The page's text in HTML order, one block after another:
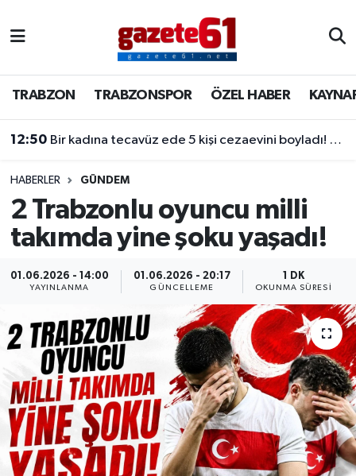
TRABZON TRABZONSPOR ÖZEL HABER
12:50 Bir kadına tecavüz ede 5 kişi cezaevini boyladı! Kararı duyunca olay çıkardılar
HABERLER GÜNDEM
2 Trabzonlu oyuncu milli
takımda yine şoku yaşadı!
01.06.2026 - 14:00
YAYINLANMA
01.06.2026 - 20:17
GÜNCELLEME
1 DK
OKUNMA SÜRESI
TRABZONSPOR
ÖZEL HABER
KAYNAR KAZAN
SİYASET
Trabzon Nöbetçi Eczaneler
Trabzon Hava Durumu
Trabzon Namaz Vakitleri
Trabzon Trafik Yoğunluk Haritası
Süper Lig Puan Durumu ve Fikstür
Haber Arşivi